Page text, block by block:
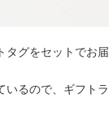
グをセットでお届
いるので、ギフト